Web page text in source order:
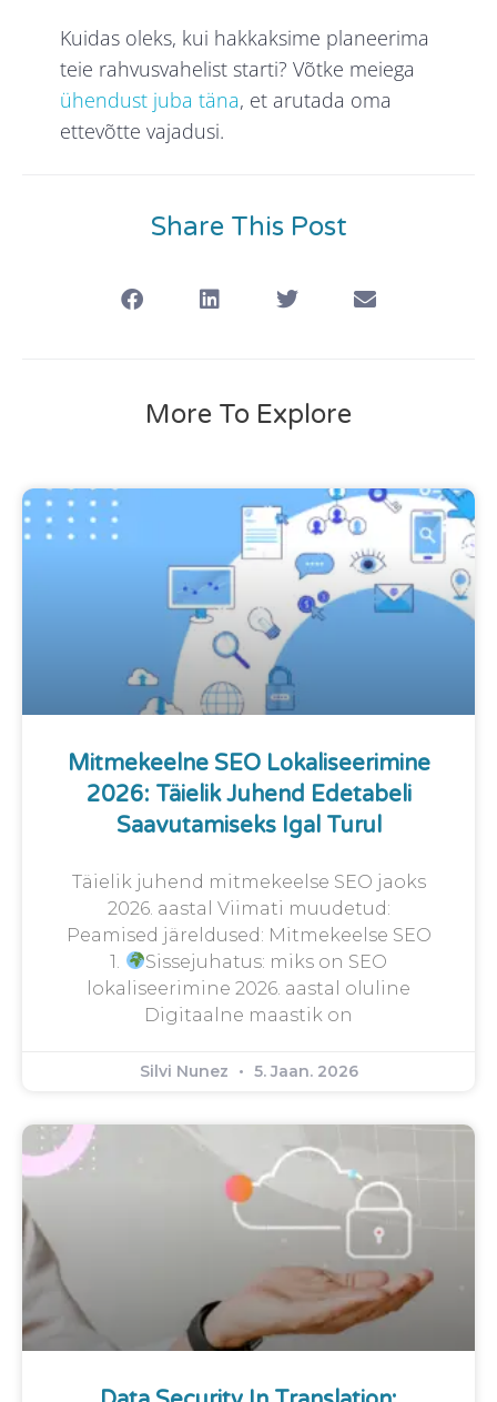
Kuidas oleks, kui hakkaksime planeerima
teie rahvusvahelist starti? Võtke meiega
ühendust juba täna, et arutada oma
ettevõtte vajadusi.
Share This Post
More To Explore
Mitmekeelne SEO Lokaliseerimine
2026: Täielik Juhend Edetabeli
Saavutamiseks Igal Turul
Täielik juhend mitmekeelse SEO jaoks
2026. aastal Viimati muudetud:
Peamised järeldused: Mitmekeelse SEO
1.
Sissejuhatus: miks on SEO
lokaliseerimine 2026. aastal oluline
Digitaalne maastik on
Silvi Nunez 5. Jaan. 2026